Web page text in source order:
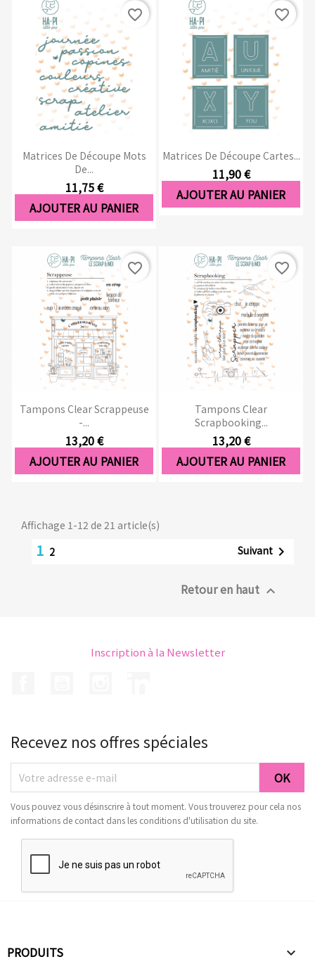
Matrices De Découpe Mots
De...
11,75 €
AJOUTER AU PANIER
favorite_border
Matrices De Découpe Cartes...
11,90 €
AJOUTER AU PANIER
favorite_border
Tampons Clear Scrappeuse
-...
13,20 €
AJOUTER AU PANIER
favorite_border
Tampons Clear
Scrapbooking...
13,20 €
AJOUTER AU PANIER
favorite_border
Affichage 1-12 de 21 article(s)
1 2 Suivant 
Retour en haut 
Inscription à la Newsletter
Recevez nos offres spéciales
Vous pouvez vous désinscrire à tout moment. Vous trouverez pour cela nos
informations de contact dans les conditions d'utilisation du site.
PRODUITS 